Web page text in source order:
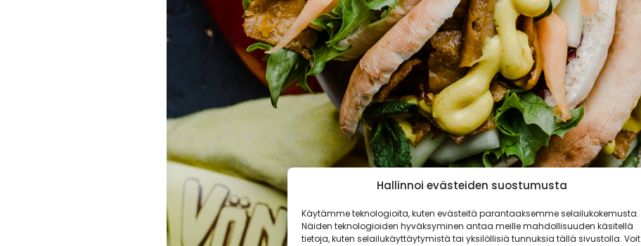
Hallinnoi evästeiden suostumusta
Käytämme teknologioita, kuten evästeitä parantaaksemme selailukokemusta.
Näiden teknologioiden hyväksyminen antaa meille mahdollisuuden käsitellä
tietoja, kuten selailukäyttäytymistä tai yksilöllisiä tunnuksia tällä sivustolla. Voit